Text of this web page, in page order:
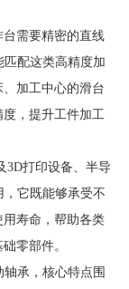
需要精密的直线
配这类高精度加
加工中心的滑台
，提升工件加工
3D打印设备、半导
它既能够承受不
寿命，帮助各类
零部件。
承，核心特点围